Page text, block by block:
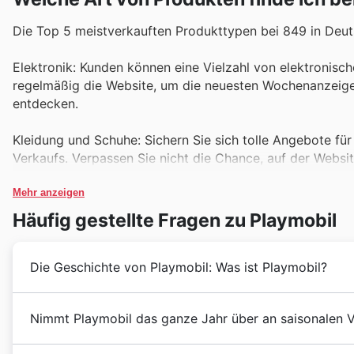
Die Top 5 meistverkauften Produkttypen bei 849 in
Elektronik: Kunden können eine Vielzahl von
regelmäßig die Website, um die neuesten
entdecken.
Kleidung und Schuhe: Sichern Sie sich tolle Angebote
Verkaufs. Verpassen Sie nicht die Chance, auf der
Haushaltsgeräte: Finden Sie hochwertige
auf die aktuellen Angebote in den wöchentlichen
nicht die Gelegenheit, tolle Schnäppchen und Deals zu
Suche nach großartigen Angeboten und Rabatten, die
Mehr anzeigen
Häufig gestellte Fragen zu Playmobil
Die Geschichte von Playmobil: Was ist Playmobil?
Heiligen Römischen Reiches im Jahr 962 und dem
wichtige Momente erlebt. Während des Zweiten
Nimmt Playmobil das ganze Jahr über an saisonalen